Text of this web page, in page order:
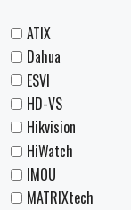
ATIX
Dahua
ESVI
HD-VS
Hikvision
HiWatch
IMOU
MATRIXtech